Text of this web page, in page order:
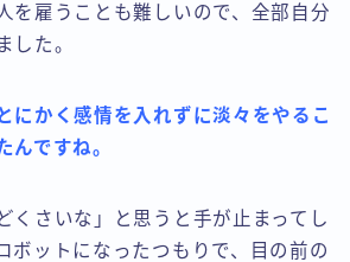
を雇うことも難しいので、全部自分
した。
にかく感情を入れずに淡々をやるこ
んですね。
くさいな」と思うと手が止まってし
ボットになったつもりで、目の前の